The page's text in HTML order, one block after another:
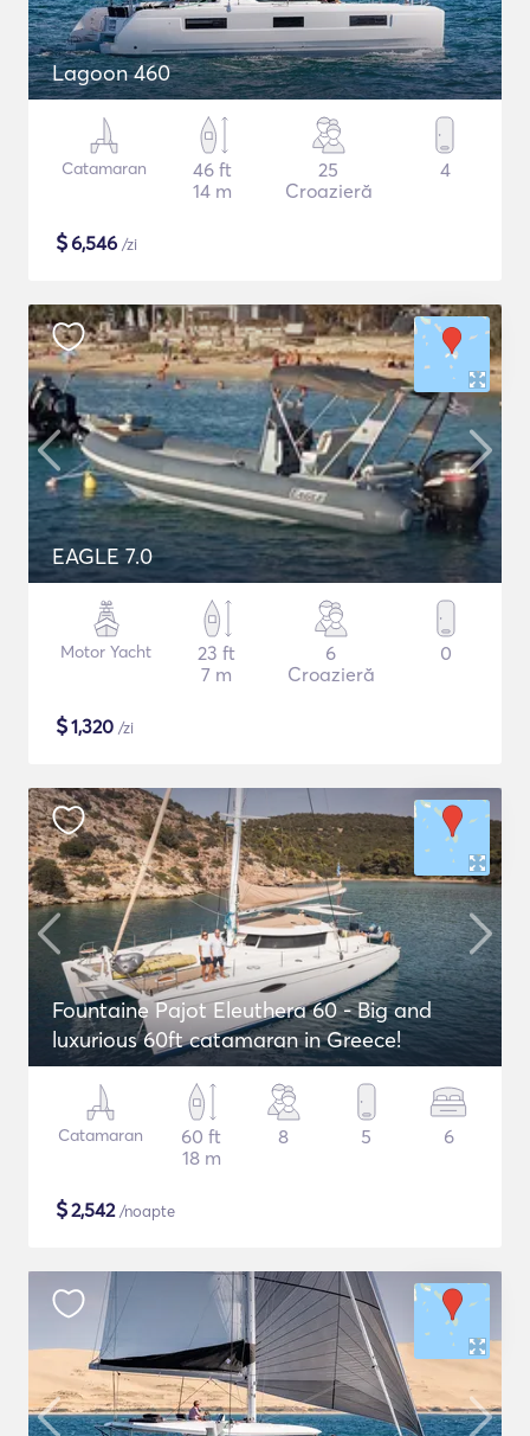
Lagoon 460
Catamaran
46 ft
14 m
25
Croazieră
4
$6,546 /zi
EAGLE 7.0
Motor Yacht
23 ft
7 m
6
Croazieră
0
$1,320 /zi
Fountaine Pajot Eleuthera 60 - Big and
luxurious 60ft catamaran in Greece!
Catamaran
60 ft
18 m
8 5 6
$2,542/noapte